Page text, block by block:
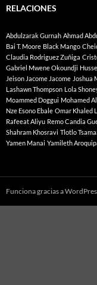
RELACIONES
Abdulzarak Gurnah Ahmad
Bai T. Moore Black Mango
Claudia Rodriguez Zuñiga
Gabriel Mwene Okoundji
Jeison Jacome Jacome Joshua
Lashawn Thompson Lola
Moammed Doggui Mohamed
Nze Esono Ebale Omar Khaled
Rafeeat Aliyu Remo Candia
Shahram Khosravi Tlotlo
Yamen Manai Yamileth
Funciona gracias a